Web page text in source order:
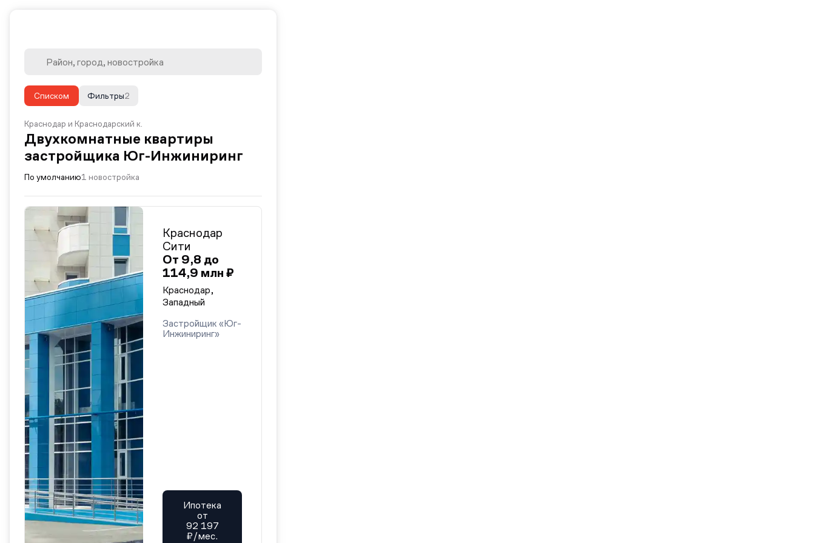
Списком 2
Фильтры
Краснодар и Краснодарский к.
Двухкомнатные квартиры
застройщика Юг-Инжиниринг
По умолчанию1 новостройка
Краснодар
Сити
От 9,8 до
114,9 млн ₽
Краснодар,
Западный
Застройщик «Юг-
Инжиниринг»
Ипотека
от
92 197
₽/мес.